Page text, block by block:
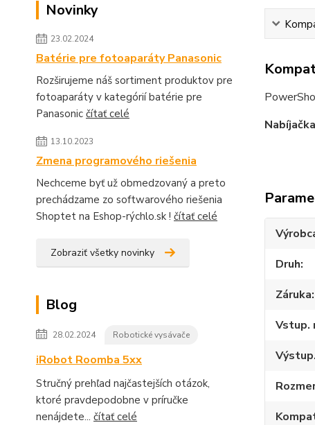
Novinky
23.02.2024
Batérie pre fotoaparáty Panasonic
Rozširujeme náš sortiment produktov pre
fotoaparáty v kategórií batérie pre
Panasonic čítať celé
13.10.2023
Zmena programového riešenia
Nechceme byť už obmedzovaný a preto
prechádzame zo softwarového riešenia
Shoptet na Eshop-rýchlo.sk ! čítať celé
Zobraziť všetky novinky
Blog
28.02.2024 Robotické vysávače
iRobot Roomba 5xx
Stručný prehľad najčastejších otázok,
ktoré pravdepodobne v príručke
nenájdete... čítať celé
Nabíjačka
Druh
Záruka
Vstup.